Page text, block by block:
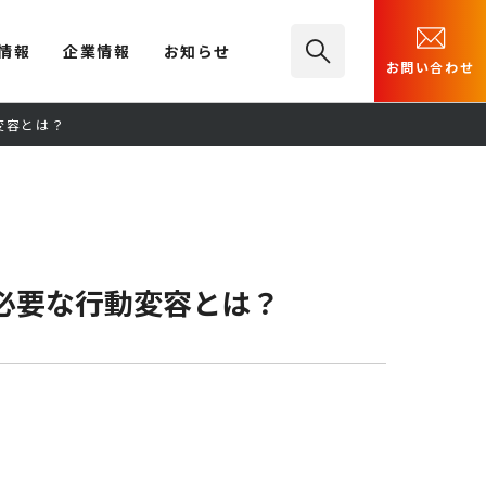
報 企業情報 お知らせ
お問い合わせ
とは？
な行動変容とは？